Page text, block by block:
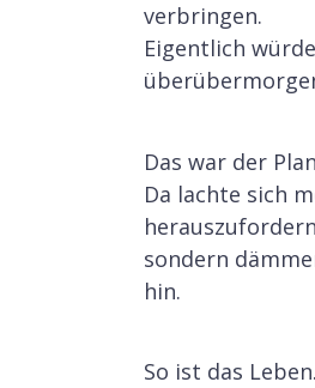
verbringen.
Eigentlich
Das war der
Da lachte sich
sondern
hin.
So ist das Leben.